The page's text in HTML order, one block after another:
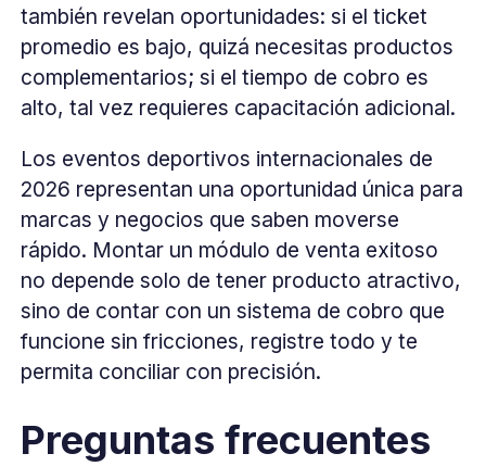
también revelan oportunidades: si el ticket
promedio es bajo, quizá necesitas productos
complementarios; si el tiempo de cobro es
alto, tal vez requieres capacitación adicional.
Los eventos deportivos internacionales de
2026 representan una oportunidad única para
marcas y negocios que saben moverse
rápido. Montar un módulo de venta exitoso
no depende solo de tener producto atractivo,
sino de contar con un sistema de cobro que
funcione sin fricciones, registre todo y te
permita conciliar con precisión.
Preguntas frecuentes